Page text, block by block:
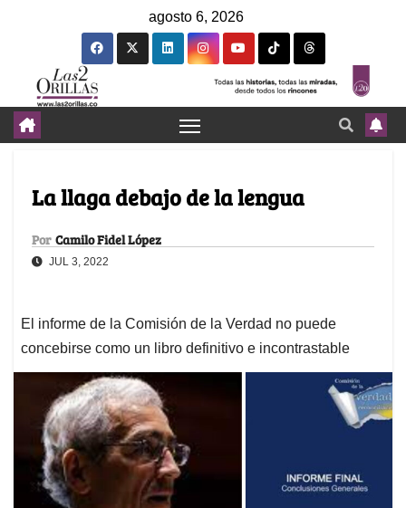
agosto 6, 2026
La llaga debajo de la lengua
Por Camilo Fidel López
JUL 3, 2022
El informe de la Comisión de la Verdad no puede
concebirse como un libro definitivo e incontrastable